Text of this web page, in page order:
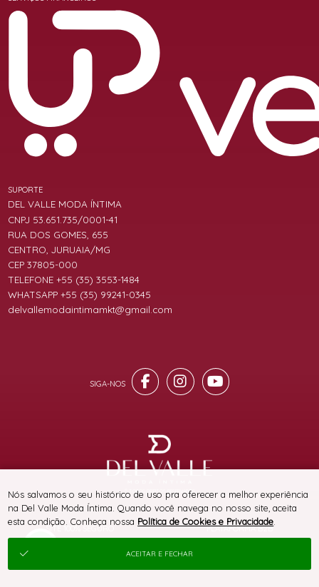
SITE 100% SEGURO PLATAFORMA B2B
SUPORTE
DEL VALLE MODA ÍNTIMA
CNPJ 53.651.735/0001-41
RUA DOS GOMES, 655
CENTRO, JURUAIA/MG
CEP 37805-000
TELEFONE +55 (35) 3553-1484
WHATSAPP +55 (35) 99241-0345
delvallemodaintimamkt@gmail.com
® TODOS DIREITOS RESERVADOS
Nós salvamos o seu histórico de uso pra oferecer a melhor experiência
na Del Valle Moda Íntima. Quando você navega no nosso site, aceita
esta condição. Conheça nossa Política de Cookies e Privacidade
ACEITAR E FECHAR